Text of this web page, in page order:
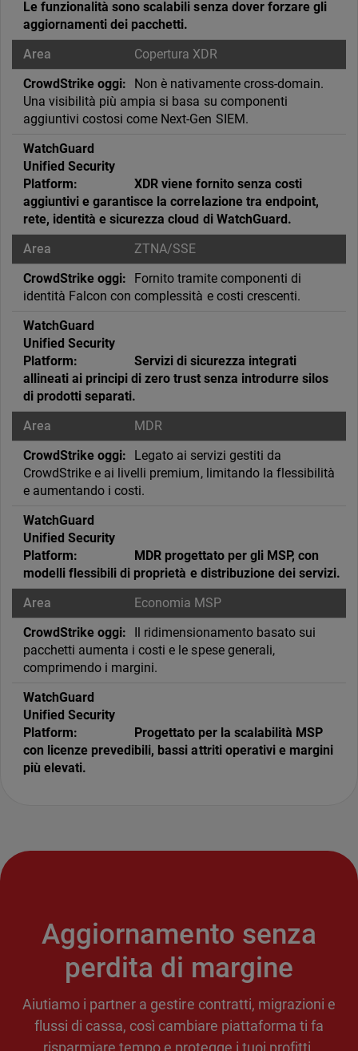
Le funzionalità sono scalabili senza dover forzare gli
aggiornamenti dei pacchetti.
Copertura XDR
Non è nativamente cross-domain.
Una visibilità più ampia si basa su componenti
aggiuntivi costosi come Next-Gen SIEM.
XDR viene fornito senza costi
aggiuntivi e garantisce la correlazione tra endpoint,
rete, identità e sicurezza cloud di WatchGuard.
ZTNA/SSE
Fornito tramite componenti di
identità Falcon con complessità e costi crescenti.
Servizi di sicurezza integrati
allineati ai principi di zero trust senza introdurre silos
di prodotti separati.
MDR
Legato ai servizi gestiti da
CrowdStrike e ai livelli premium, limitando la flessibilità
e aumentando i costi.
MDR progettato per gli MSP, con
modelli flessibili di proprietà e distribuzione dei servizi.
Economia MSP
Il ridimensionamento basato sui
pacchetti aumenta i costi e le spese generali,
comprimendo i margini.
Progettato per la scalabilità MSP
con licenze prevedibili, bassi attriti operativi e margini
più elevati.
Aggiornamento senza
perdita di margine
Aiutiamo i partner a gestire contratti, migrazioni e
flussi di cassa, così cambiare piattaforma ti fa